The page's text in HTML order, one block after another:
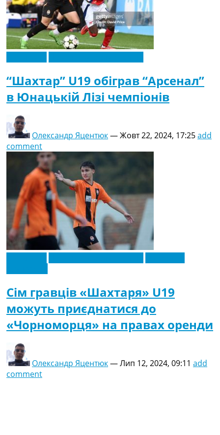
“Шахтар” U19 обіграв “Арсенал”
в Юнацькій Лізі чемпіонів
Олександр Яцентюк—Жовт 22, 2024, 17:25add
comment
Сім гравців «Шахтаря» U19
можуть приєднатися до
«Чорноморця» на правах оренди
Олександр Яцентюк—Лип 12, 2024, 09:11 add
comment